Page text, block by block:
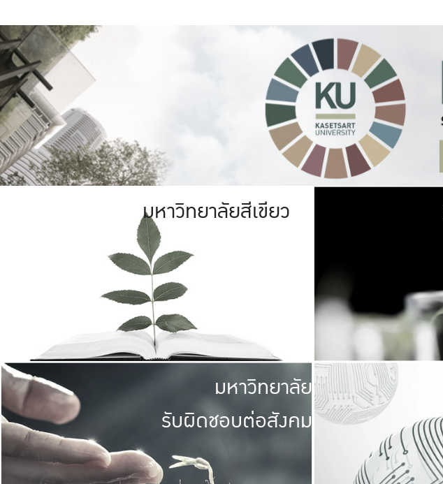
มหาวิทยาลัยสีเขียว
มหาวิทยาลัย
รับผิดชอบต่อสังคม